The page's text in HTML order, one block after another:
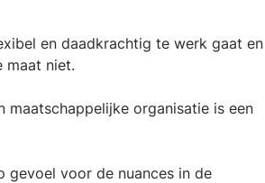
en daadkrachtig te werk gaat en
maat niet.
maatschappelijke organisatie is een
gevoel voor de nuances in de